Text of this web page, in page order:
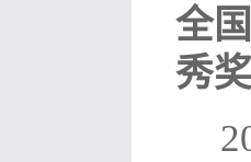
全
秀奖